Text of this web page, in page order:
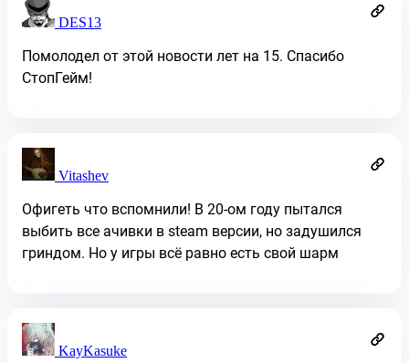
DES13
Помолодел от этой новости лет на 15. Спасибо
СтопГейм!
Vitashev
Офигеть что вспомнили! В 20-ом году пытался
выбить все ачивки в steam версии, но задушился
гриндом. Но у игры всё равно есть свой шарм
KayKasuke